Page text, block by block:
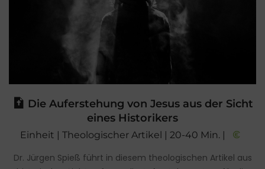
Die Auferstehung von Jesus aus der Sicht
eines Historikers
Einheit | Theologischer Artikel | 20-40 Min. |
Dr. Jürgen Spieß führt in diesem theologischen Artikel aus